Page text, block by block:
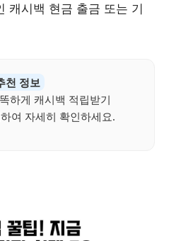
캐시백 현금 출금 또는 기
천 정보
하게 캐시백 적립받기
여 자세히 확인하세요.